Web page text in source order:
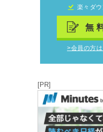
楽々ダウ
無
>会員の方
[PR]